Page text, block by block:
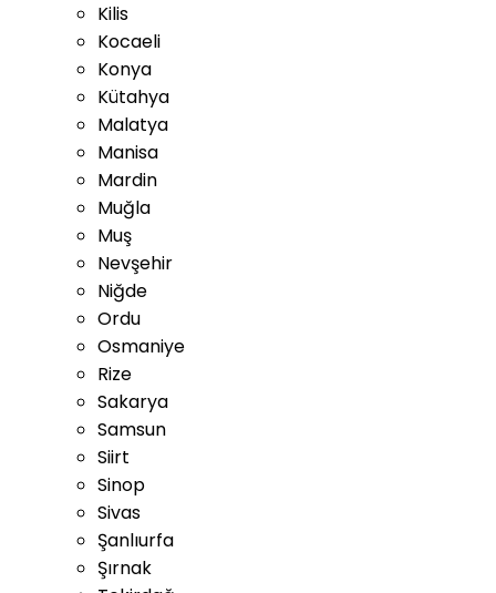
Kilis
Kocaeli
Konya
Kütahya
Malatya
Manisa
Mardin
Muğla
Muş
Nevşehir
Niğde
Ordu
Osmaniye
Rize
Sakarya
Samsun
Siirt
Sinop
Sivas
Şanlıurfa
Şırnak